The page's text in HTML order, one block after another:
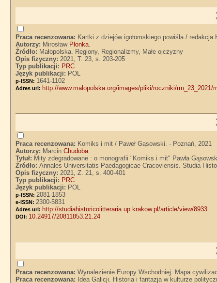
Praca recenzowana: Kartki z dziejów igołomskiego powiśla /
Autorzy: Mirosław Płonka.
Źródło: Małopolska. Regiony, Regionalizmy, Małe ojczyzny
Opis fizyczny:2021, T. 23, s. 203-205
Typ publikacji: PRC
Język publikacji: POL
p-ISSN: 1641-1102
Adres url: http://www.malopolska.org/images/pliki/roczniki/rm_23_2021/
Praca recenzowana: Komiks i mit / Paweł Gąsowski. - Poznań, 2021
Autorzy: MarcinChudoba.
Tytuł: Mity zdegradowane : o monografii "Komiks i mit" Pawła
Źródło:Annales Universitatis Paedagogicae Cracoviensis. Studia
Opis fizyczny:2021, Z. 21, s. 400-401
Typ publikacji: PRC
Język publikacji: POL
p-ISSN: 2081-1853
e-ISSN: 2300-5831
Adres url: http://studiahistoricolitteraria.up.krakow.pl/article/view/8933
DOI: 10.24917/20811853.21.24
Praca recenzowana:Wynalezienie Europy Wschodniej. Mapa
Praca recenzowana: Idea Galicji. Historia i fantazja w kulturze